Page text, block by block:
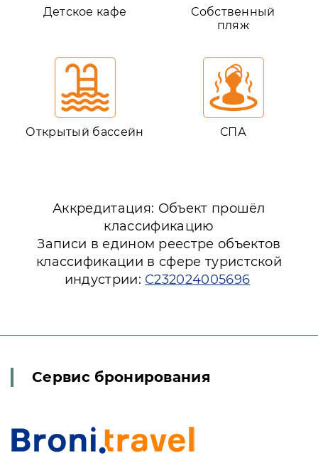
Детское кафе
Собственный
пляж
Открытый бассейн СПА
Аккредитация: Объект прошёл
классификацию
Записи в едином реестре объектов
классификации в сфере туристской
индустрии: С232024005696
Сервис бронирования